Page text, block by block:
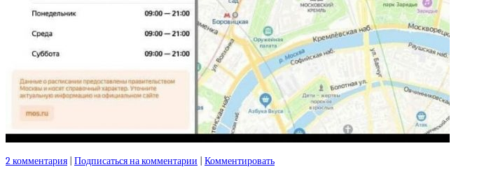
2 комментария Подписаться на комментарии
Комментировать